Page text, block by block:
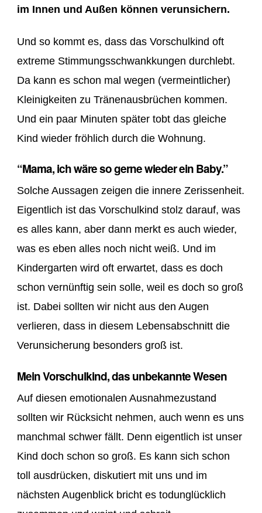
im Innen und Außen können verunsichern.
Und so kommt es, dass das Vorschulkind oft
extreme Stimmungsschwankkungen durchlebt.
Da kann es schon mal wegen (vermeintlicher)
Kleinigkeiten zu Tränenausbrüchen kommen.
Und ein paar Minuten später tobt das gleiche
Kind wieder fröhlich durch die Wohnung.
“Mama, ich wäre so gerne wieder ein Baby.”
Solche Aussagen zeigen die innere Zerissenheit.
Eigentlich ist das Vorschulkind stolz darauf, was
es alles kann, aber dann merkt es auch wieder,
was es eben alles noch nicht weiß. Und im
Kindergarten wird oft erwartet, dass es doch
schon vernünftig sein solle, weil es doch so groß
ist. Dabei sollten wir nicht aus den Augen
verlieren, dass in diesem Lebensabschnitt die
Verunsicherung besonders groß ist.
Mein Vorschulkind, das unbekannte Wesen
Auf diesen emotionalen Ausnahmezustand
sollten wir Rücksicht nehmen, auch wenn es uns
manchmal schwer fällt. Denn eigentlich ist unser
Kind doch schon so groß. Es kann sich schon
toll ausdrücken, diskutiert mit uns und im
nächsten Augenblick bricht es todunglücklich